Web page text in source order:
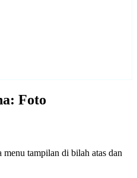
Foto
tampilan di bilah atas dan